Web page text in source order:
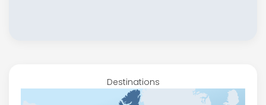
Destinations